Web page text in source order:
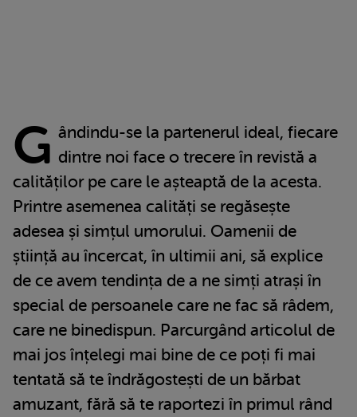
G ândindu-se la partenerul ideal, fiecare
dintre noi face o trecere în revistă a
calităților pe care le așteaptă de la acesta.
Printre asemenea calități se regăsește
adesea și simțul umorului. Oamenii de
știință au încercat, în ultimii ani, să explice
de ce avem tendința de a ne simți atrași în
special de persoanele care ne fac să râdem,
care ne binedispun. Parcurgând articolul de
mai jos înțelegi mai bine de ce poți fi mai
tentată să te îndrăgostești de un bărbat
amuzant, fără să te raportezi în primul rând